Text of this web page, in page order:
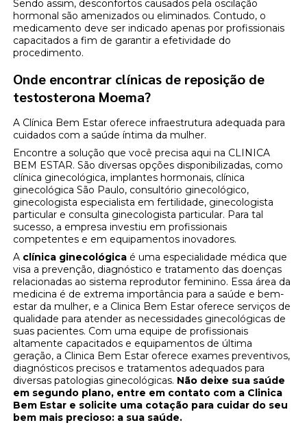
Sendo assim, desconfortos causados pela oscilação
hormonal são amenizados ou eliminados. Contudo, o
medicamento deve ser indicado apenas por profissionais
capacitados a fim de garantir a efetividade do
procedimento.
Onde encontrar clínicas de reposição de
testosterona Moema?
A Clínica Bem Estar oferece infraestrutura adequada para
cuidados com a saúde íntima da mulher.
Encontre a solução que você precisa aqui na CLINICA
BEM ESTAR. São diversas opções disponibilizadas, como
clínica ginecológica, implantes hormonais, clínica
ginecológica São Paulo, consultório ginecológico,
ginecologista especialista em fertilidade, ginecologista
particular e consulta ginecologista particular. Para tal
sucesso, a empresa investiu em profissionais
competentes e em equipamentos inovadores.
A clínica ginecológica é uma especialidade médica que
visa a prevenção, diagnóstico e tratamento das doenças
relacionadas ao sistema reprodutor feminino. Essa área da
medicina é de extrema importância para a saúde e bem-
estar da mulher, e a Clinica Bem Estar oferece serviços de
qualidade para atender as necessidades ginecológicas de
suas pacientes. Com uma equipe de profissionais
altamente capacitados e equipamentos de última
geração, a Clinica Bem Estar oferece exames preventivos,
diagnósticos precisos e tratamentos adequados para
diversas patologias ginecológicas. Não deixe sua saúde
em segundo plano, entre em contato com a Clinica
Bem Estar e solicite uma cotação para cuidar do seu
bem mais precioso: a sua saúde.